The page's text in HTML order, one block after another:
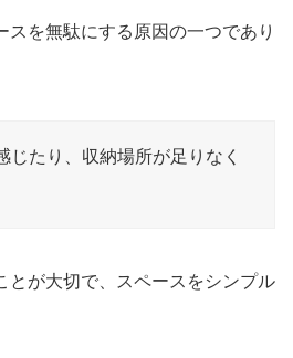
スを無駄にする原因の一つであり
じたり、収納場所が足りなく
とが大切で、スペースをシンプル